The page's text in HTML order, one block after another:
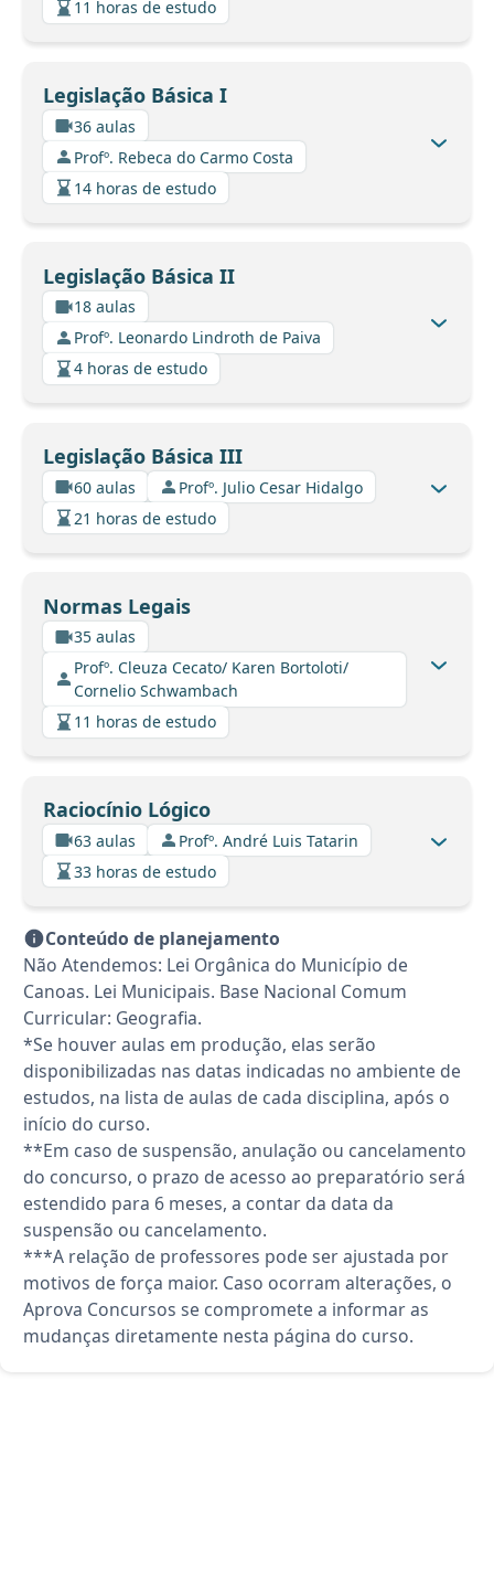
11 horas de estudo
Legislação Básica I
36 aulas
Profº. Rebeca do Carmo Costa
14 horas de estudo
Legislação Básica II
18 aulas
Profº. Leonardo Lindroth de Paiva
4 horas de estudo
Legislação Básica III
60 aulas
Profº. Julio Cesar Hidalgo
21 horas de estudo
Normas Legais
35 aulas
Profº. Cleuza Cecato/ Karen Bortoloti/
Cornelio Schwambach
11 horas de estudo
Raciocínio Lógico
63 aulas
Profº. André Luis Tatarin
33 horas de estudo
Conteúdo de planejamento
Não Atendemos: Lei Orgânica do Município de
Canoas. Lei Municipais. Base Nacional Comum
Curricular: Geografia.
*Se houver aulas em produção, elas serão
disponibilizadas nas datas indicadas no ambiente de
estudos, na lista de aulas de cada disciplina, após o
início do curso.
**Em caso de suspensão, anulação ou cancelamento
do concurso, o prazo de acesso ao preparatório será
estendido para 6 meses, a contar da data da
suspensão ou cancelamento.
***A relação de professores pode ser ajustada por
motivos de força maior. Caso ocorram alterações, o
Aprova Concursos se compromete a informar as
mudanças diretamente nesta página do curso.